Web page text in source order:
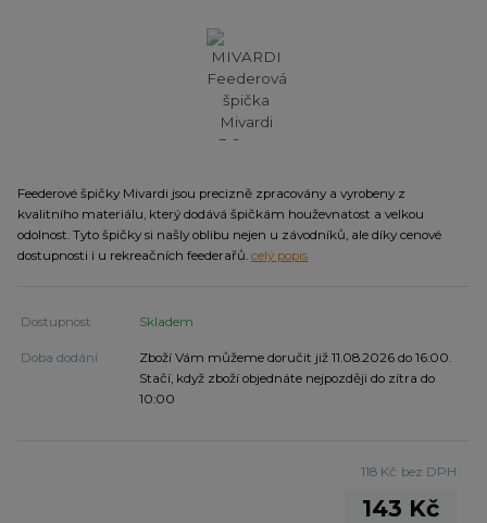
Feederové špičky Mivardi jsou precizně zpracovány a vyrobeny z
kvalitního materiálu, který dodává špičkám houževnatost a velkou
odolnost. Tyto špičky si našly oblibu nejen u závodníků, ale díky cenové
dostupnosti i u rekreačních feederařů. celý popis
Dostupnost Skladem
Doba dodání
Zboží Vám můžeme doručit již 11.08.2026 do 16:00.
Stačí, když zboží objednáte nejpozději do zítra do
10:00
143 Kč
118 Kč bez DPH